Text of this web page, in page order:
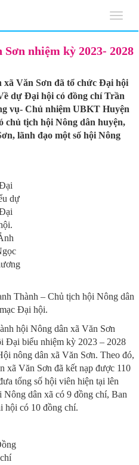
nhiệm kỳ 2023- 2028
xã Văn Sơn đã tổ chức Đại hội
dự Đại hội có đồng chí Trần
vụ- Chủ nhiệm UBKT Huyện
chủ tịch hội Nông dân huyện,
lãnh đạo một số hội Nông
dự
Thành – Chủ tịch hội Nông dân
Đại hội.
hội Nông dân xã Văn Sơn
Đại biểu nhiệm kỳ 2023 – 2028
nông dân xã Văn Sơn. Theo đó,
xã Văn Sơn đã kết nạp được 110
tổng số hội viên hiện tại lên
dân xã có 9 đồng chí, Ban
hội có 10 đồng chí.
chí